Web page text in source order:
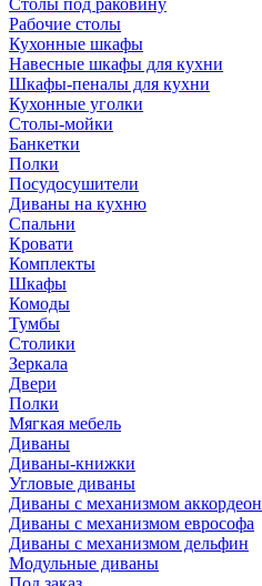
Столы под раковину
Рабочие столы
Кухонные шкафы
Навесные шкафы для кухни
Шкафы-пеналы для кухни
Кухонные уголки
Столы-мойки
Банкетки
Полки
Посудосушители
Диваны на кухню
Спальни
Кровати
Комплекты
Шкафы
Комоды
Тумбы
Столики
Зеркала
Двери
Полки
Мягкая мебель
Диваны
Диваны-книжки
Угловые диваны
Диваны с механизмом аккордеон
Диваны с механизмом еврософа
Диваны с механизмом дельфин
Модульные диваны